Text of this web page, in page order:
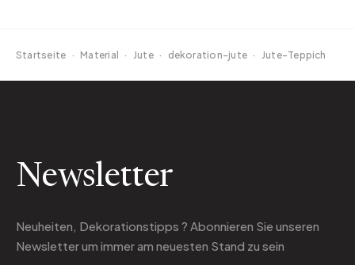
Startseite · Material · Jute · dekoration-jute · Jute-Teppich
Newsletter
Neuheiten, Dekorationstipps ? Abonnieren Sie unseren
Newsletterum immer am neuesten Stand zu sein